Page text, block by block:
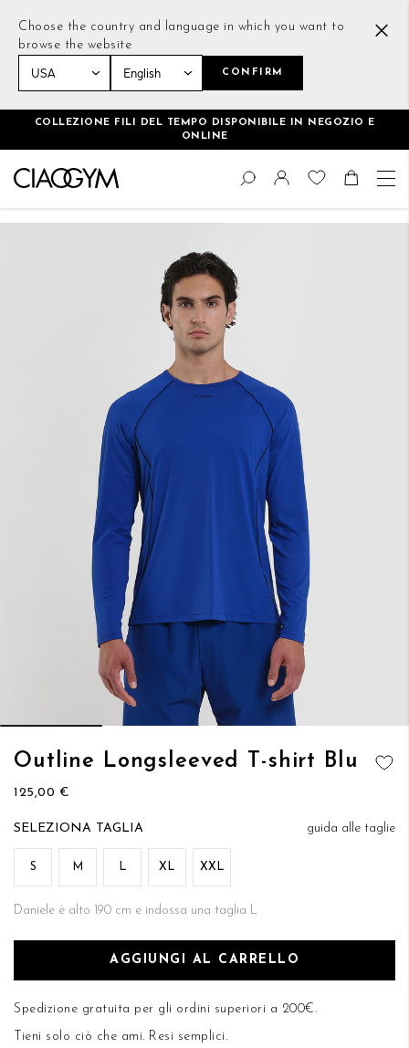
Choose the country and language in which you want to
browse the website
CONFIRM
COLLEZIONE FILI DEL TEMPO DISPONIBILE IN NEGOZIO E
ONLINE
Salta
contenuto
Cambia
Cerca
Outline Longsleeved T-shirt Blu
125,00 €
guida alle taglie
TAGLIA
S M L XL XXL
Daniele è alto 190 cm e indossa una taglia L
AGGIUNGI AL CARRELLO
Spedizione gratuita per gli ordini superiori a 200€.
Tieni solo ciò che ami. Resi semplici.
Vai
della
immagini